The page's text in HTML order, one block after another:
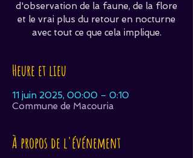
d'observation de la faune, de la flore
et le vrai plus du retour en nocturne
avec tout ce que cela implique.
Heure et lieu
11 juin 2025, 00:00 – 0:10
Commune de Macouria
À propos de l'événement